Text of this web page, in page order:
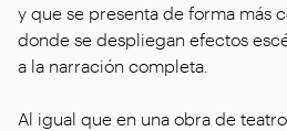
y que se presenta de forma más
donde se despliegan efectos
a la narración completa.
Al igual que en una obra de